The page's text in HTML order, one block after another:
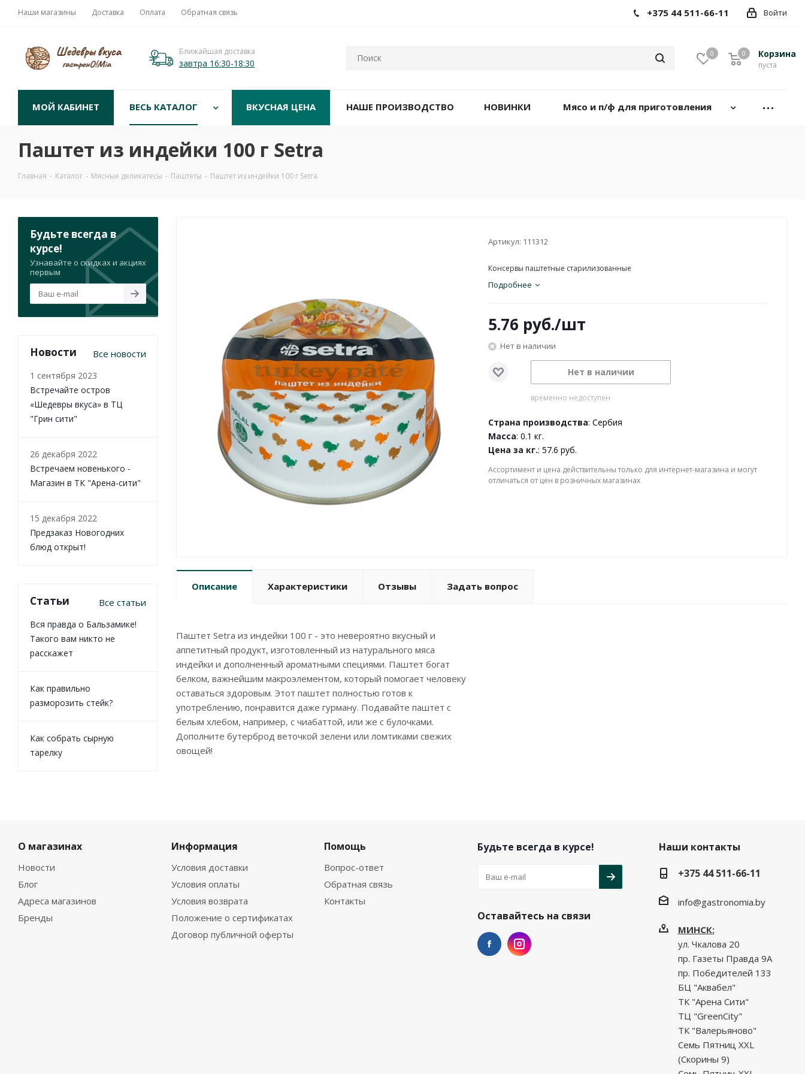
Наши магазины Доставка Оплата Обратная связь Войти
+375 44 511-66-11
Ближайшая доставка
завтра 16:30-18:30
0 Корзина
пуста
0
МОЙ КАБИНЕТ ВЕСЬ КАТАЛОГ ВКУСНАЯ ЦЕНА НАШЕ ПРОИЗВОДСТВО НОВИНКИ Мясо и п/ф для приготовления
Паштет из индейки 100 г Setra
Главная - Каталог - Мясные деликатесы - Паштеты - Паштет из индейки 100 г Setra
Артикул: 111312
Консервы паштетные старилизованные
Подробнее
5.76 руб./шт
Нет в наличии
Нет в наличии
временно недоступен
Страна производства: Сербия
Масса: 0.1 кг.
Цена за кг.: 57.6 руб.
Ассортимент и цена действительны только для интернет-магазина и могут
отличаться от цен в розничных магазинах
Описание Характеристики Отзывы Задать вопрос
Паштет Setra из индейки 100 г - это невероятно вкусный и
аппетитный продукт, изготовленный из натурального мяса
индейки и дополненный ароматными специями. Паштет богат
белком, важнейшим макроэлементом, который помогает человеку
оставаться здоровым. Этот паштет полностью готов к
употреблению, понравится даже гурману. Подавайте паштет с
белым хлебом, например, с чиабаттой, или же с булочками.
Дополните бутерброд веточкой зелени или ломтиками свежих
овощей!
Будьте всегда в
курсе!
Узнавайте о скидках и акциях
первым
Новости Все новости
1 сентября 2023
Встречайте остров
«Шедевры вкуса» в ТЦ
"Грин сити"
26 декабря 2022
Встречаем новенького -
Магазин в ТК "Арена-сити"
15 декабря 2022
Предзаказ Новогодних
блюд открыт!
Статьи Все статьи
Вся правда о Бальзамике!
Такого вам никто не
расскажет
Как правильно
разморозить стейк?
Как собрать сырную
тарелку
О магазинах
Новости
Блог
Адреса магазинов
Бренды
Информация
Условия доставки
Условия оплаты
Условия возврата
Положение о сертификатах
Договор публичной оферты
Помощь
Вопрос-ответ
Обратная связь
Контакты
Будьте всегда в курсе!
Оставайтесь на связи
Наши контакты
+375 44 511-66-11
info@gastronomia.by
МИНСК:
ул. Чкалова 20
пр. Газеты Правда 9А
пр. Победителей 133
БЦ "Аквабел"
ТК "Арена Сити"
ТЦ "GreenCity"
ТК "Валерьяново"
Семь Пятниц XXL
(Скорины 9)